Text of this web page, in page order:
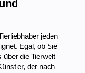
jeden
Egal, ob Sie
über die Tierwelt
der nach